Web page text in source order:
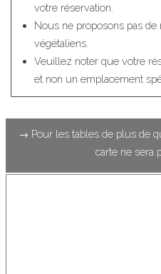
votre réservation.
Nous ne proposons pas
végétaliens.
Veuillez noter que votre
et non un emplacement
→ Pour les tables de plus de
carte ne sera